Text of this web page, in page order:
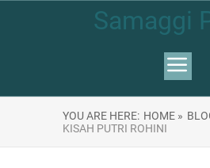
Samaggi
YOU ARE HERE: HOME »
KISAH PUTRI ROHINI